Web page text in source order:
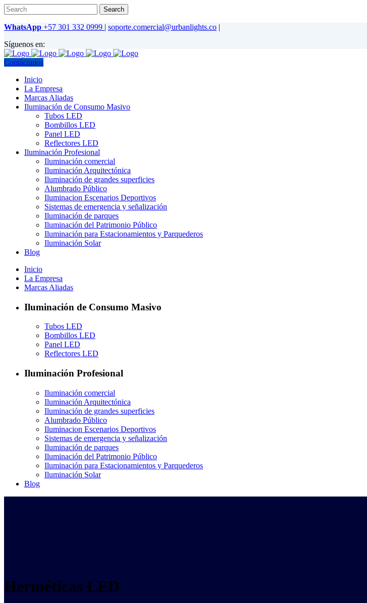
WhatsApp +57 301 332 0999 | soporte.comercial@urbanlights.co |
Síguenos en:
Contáctanos
Inicio
La Empresa
Marcas Aliadas
Iluminación de Consumo Masivo
Tubos LED
Bombillos LED
Panel LED
Reflectores LED
Iluminación Profesional
Iluminación comercial
Iluminación Arquitectónica
Iluminación de grandes superficies
Alumbrado Público
Iluminacion Escenarios Deportivos
Sistemas de emergencia y señalización
Iluminación de parques
Iluminación del Patrimonio Público
Iluminación para Estacionamientos y Parquederos
Iluminación Solar
Blog
Inicio
La Empresa
Marcas Aliadas
Iluminación de Consumo Masivo
Tubos LED
Bombillos LED
Panel LED
Reflectores LED
Iluminación Profesional
Iluminación comercial
Iluminación Arquitectónica
Iluminación de grandes superficies
Alumbrado Público
Iluminacion Escenarios Deportivos
Sistemas de emergencia y señalización
Iluminación de parques
Iluminación del Patrimonio Público
Iluminación para Estacionamientos y Parquederos
Iluminación Solar
Blog
Herméticas LED